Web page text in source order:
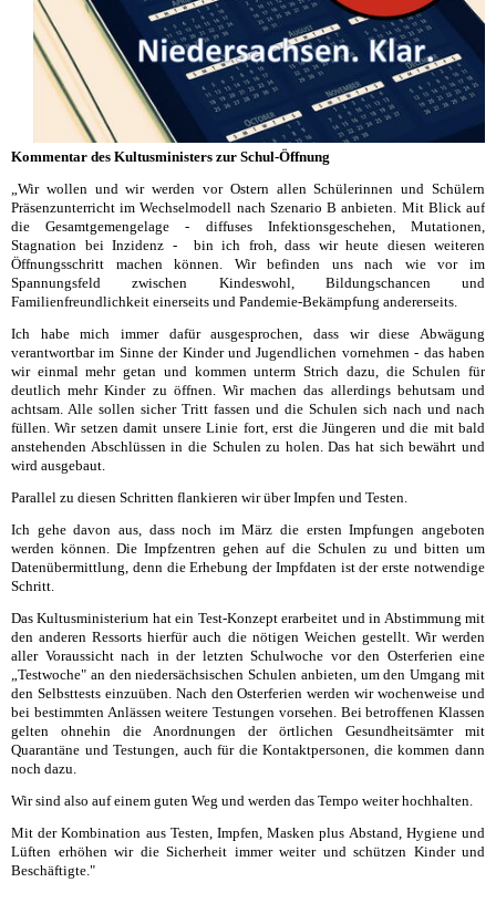
Kommentar des Kultusministers zur Schul-Öffnung
„Wir wollen und wir werden vor Ostern allen Schülerinnen und Schülern
Präsenzunterricht im Wechselmodell nach Szenario B anbieten. Mit Blick auf
die Gesamtgemengelage - diffuses Infektionsgeschehen, Mutationen,
Stagnation bei Inzidenz - bin ich froh, dass wir heute diesen weiteren
Öffnungsschritt machen können. Wir befinden uns nach wie vor im
Spannungsfeld zwischen Kindeswohl, Bildungschancen und
Familienfreundlichkeit einerseits und Pandemie-Bekämpfung andererseits.
Ich habe mich immer dafür ausgesprochen, dass wir diese Abwägung
verantwortbar im Sinne der Kinder und Jugendlichen vornehmen - das haben
wir einmal mehr getan und kommen unterm Strich dazu, die Schulen für
deutlich mehr Kinder zu öffnen. Wir machen das allerdings behutsam und
achtsam. Alle sollen sicher Tritt fassen und die Schulen sich nach und nach
füllen. Wir setzen damit unsere Linie fort, erst die Jüngeren und die mit bald
anstehenden Abschlüssen in die Schulen zu holen. Das hat sich bewährt und
wird ausgebaut.
Parallel zu diesen Schritten flankieren wir über Impfen und Testen.
Ich gehe davon aus, dass noch im März die ersten Impfungen angeboten
werden können. Die Impfzentren gehen auf die Schulen zu und bitten um
Datenübermittlung, denn die Erhebung der Impfdaten ist der erste notwendige
Schritt.
Das Kultusministerium hat ein Test-Konzept erarbeitet und in Abstimmung mit
den anderen Ressorts hierfür auch die nötigen Weichen gestellt. Wir werden
aller Voraussicht nach in der letzten Schulwoche vor den Osterferien eine
„Testwoche" an den niedersächsischen Schulen anbieten, um den Umgang mit
den Selbsttests einzuüben. Nach den Osterferien werden wir wochenweise und
bei bestimmten Anlässen weitere Testungen vorsehen. Bei betroffenen Klassen
gelten ohnehin die Anordnungen der örtlichen Gesundheitsämter mit
Quarantäne und Testungen, auch für die Kontaktpersonen, die kommen dann
noch dazu.
Wir sind also auf einem guten Weg und werden das Tempo weiter hochhalten.
Mit der Kombination aus Testen, Impfen, Masken plus Abstand, Hygiene und
Lüften erhöhen wir die Sicherheit immer weiter und schützen Kinder und
Beschäftigte."